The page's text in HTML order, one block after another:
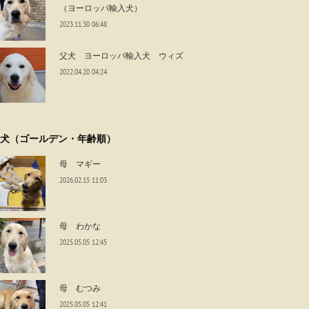
（ヨーロッパ輸入犬）
2023.11.30 06:48
父犬 ヨーロッパ輸入犬 ウィズ
2022.04.20 04:24
（ゴールデン・年齢順）
母 マギー
2026.02.15 11:03
母 わかな
2025.05.05 12:45
母 むつみ
2025.05.05 12:41